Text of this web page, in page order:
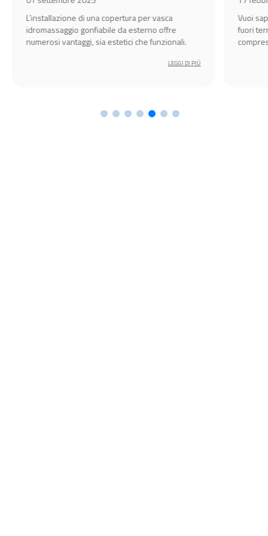
L’installazione di una copertura per vasca
idromassaggio gonfiabile da esterno offre
numerosi vantaggi, sia estetici che funzionali.
LEGGI DI PIÙ
Vuoi
fuori